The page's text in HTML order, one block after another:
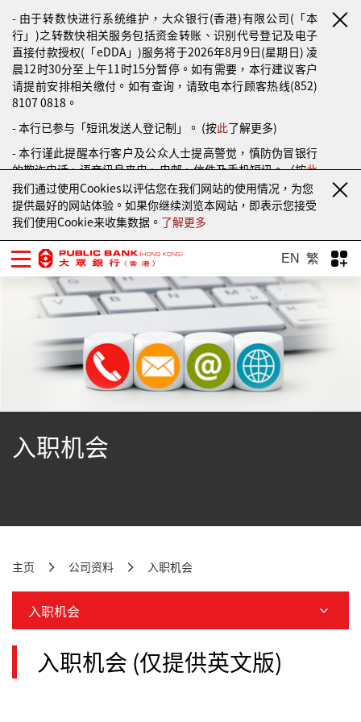
- 由于转数快进行系统维护，大众银行(香港)有限公司(「本
行」)之转数快相关服务包括资金转账、识别代号登记及电子
直接付款授权(「eDDA」)服务将于2026年8月9日(星期日) 凌
晨12时30分至上午11时15分暂停。如有需要，本行建议客户
请提前安排相关缴付。如有查询，请致电本行顾客热线(852)
8107 0818。
- 本行已参与「短讯发送人登记制」。 (按此了解更多)
- 本行谨此提醒本行客户及公众人士提高警觉，慎防伪冒银行
的欺诈电话、语音讯息来电、电邮、信件及手机短讯。（按此
了解更多）
我们通过使用Cookies以评估您在我们网站的使用情况，为您
提供最好的网站体验。如果你继续浏览本网站，即表示您接受
我们使用Cookie来收集数据。 了解更多
EN 繁
入职机会
主页 公司资料 入职机会
入职机会
入职机会 (仅提供英文版)